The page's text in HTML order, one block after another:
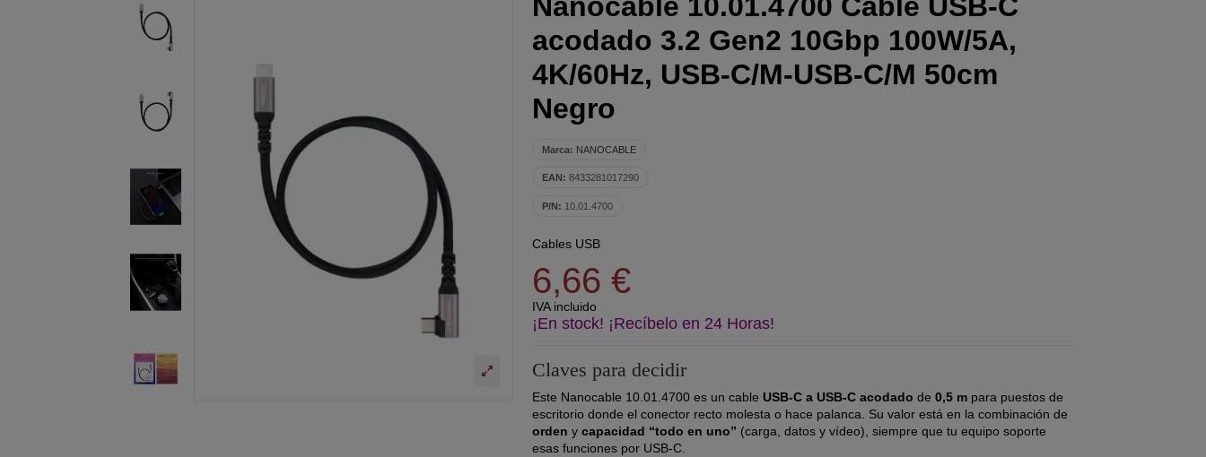
acodado 3.2 Gen2 10Gbp 100W/5A,
4K/60Hz, USB-C/M-USB-C/M 50cm
Negro
Marca: NANOCABLE
EAN: 8433281017290
P/N: 10.01.4700
Cables USB
6,66 €
IVA incluido
¡En stock! ¡Recíbelo en 24 Horas!
Claves para decidir
Este Nanocable 10.01.4700 es un cable USB-C a USB-C acodado de 0,5 mpara puestos de
escritorio donde el conector recto molesta o hace palanca. Su valor está en la combinación de
orden y capacidad “todo en uno” (carga, datos y vídeo), siempre que tu equipo soporte
esas funciones por USB-C.